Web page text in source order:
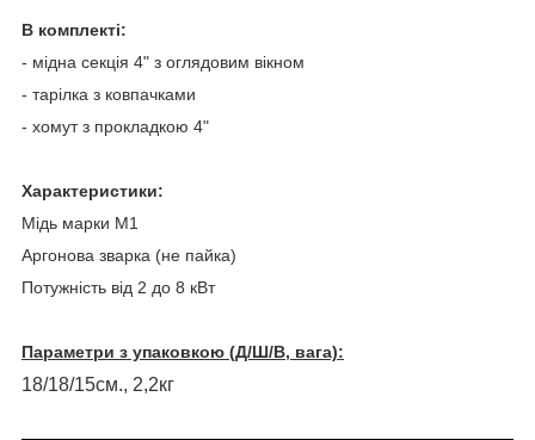
В комплекті:
- мідна секція 4" з оглядовим вікном
- тарілка з ковпачками
- хомут з прокладкою 4"
Характеристики:
Мідь марки М1
Аргонова зварка (не пайка)
Потужність від 2 до 8 кВт
Параметри з упаковкою (Д/Ш/В, вага):
18/18/15см., 2,2кг